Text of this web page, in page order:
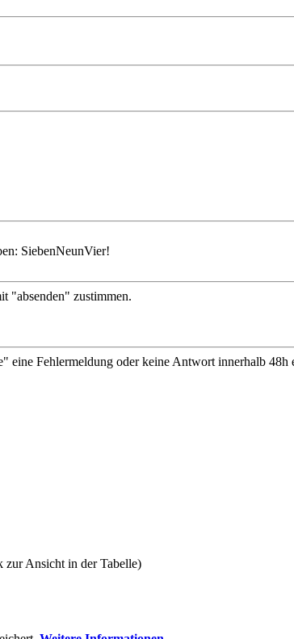
"absenden" zustimmen.
Fehlermeldung oder keine Antwort innerhalb 48h
zur Ansicht in der Tabelle)